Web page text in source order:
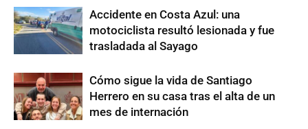
Accidente en Costa Azul: una
motociclista resultó lesionada y fue
trasladada al Sayago
Cómo sigue la vida de Santiago
Herrero en su casa tras el alta de un
mes de internación